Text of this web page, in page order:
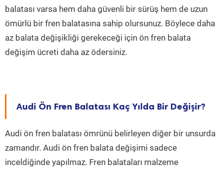
balatası varsa hem daha güvenli bir sürüş hem de uzun
ömürlü bir fren balatasına sahip olursunuz. Böylece daha
az balata değişikliği gerekeceği için ön fren balata
değişim ücreti daha az ödersiniz.
Audi Ön Fren Balatası Kaç Yılda Bir Değişir?
Audi ön fren balatası ömrünü belirleyen diğer bir unsurda
zamandır. Audi ön fren balata değişimi sadece
inceldiğinde yapılmaz. Fren balataları malzeme